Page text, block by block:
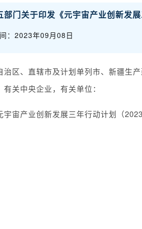
部门关于印发《元宇宙产业创新
：2023年09月08日
治区、直辖市及计划单列市、新疆生
有关中央企业，有关单位：
宇宙产业创新发展三年行动计划（